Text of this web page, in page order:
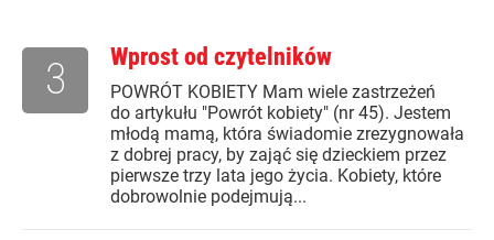
Wprost od czytelników
POWRÓT KOBIETY Mam wiele zastrzeżeń
do artykułu "Powrót kobiety" (nr 45). Jestem
młodą mamą, która świadomie zrezygnowała
z dobrej pracy, by zająć się dzieckiem przez
pierwsze trzy lata jego życia. Kobiety, które
dobrowolnie podejmują...
3